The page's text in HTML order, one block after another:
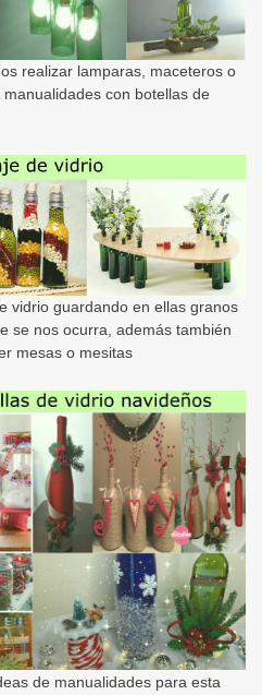
realizar lamparas, maceteros o
con botellas de
vidrio guardando en ellas granos
se nos ocurra, además también
mesas o mesitas
de manualidades para esta